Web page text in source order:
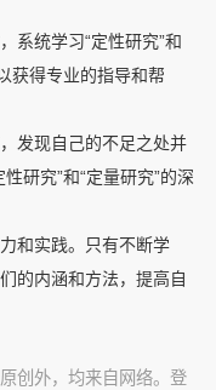
系统学习“定性研究”和
获得专业的指导和帮
发现自己的不足之处并
研究”和“定量研究”的深
和实践。只有不断学
的内涵和方法，提高自
创外，均来自网络。登